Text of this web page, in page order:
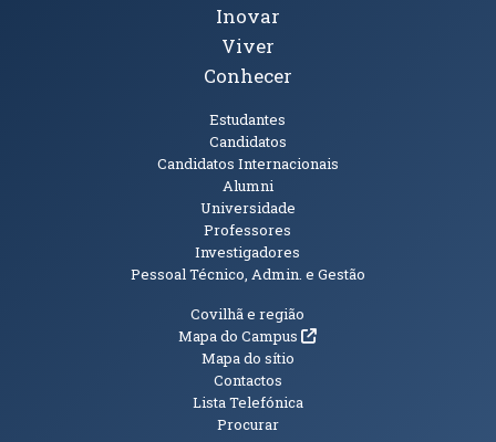
Inovar
Viver
Conhecer
Estudantes
Candidatos
Candidatos Internacionais
Alumni
Universidade
Professores
Investigadores
Pessoal Técnico, Admin. e Gestão
Informações Adicionais
Covilhã e região
Mapa do Campus(abre em nova janela)
Mapa do sítio
Contactos
Lista Telefónica
Procurar